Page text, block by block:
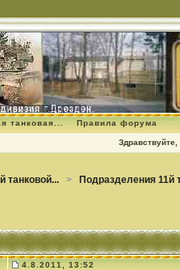
танковая... Правила форума
Здравствуйте,
танковой... > Подразделения 11й
4.8.2011, 13:52